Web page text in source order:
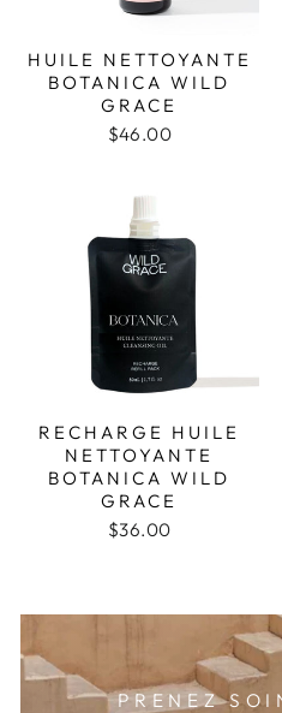
HUILE NETTOYANTE
BOTANICA WILD
GRACE
$46.00
RECHARGE HUILE
NETTOYANTE
BOTANICA WILD
GRACE
$36.00
PRENEZ